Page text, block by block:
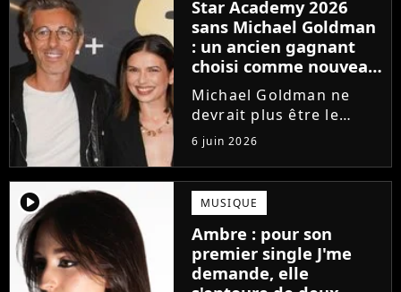
tardivement vis-à-vis
des carrières...
Star Academy 2026
sans Michael Goldman
: un ancien gagnant
choisi comme nouveau
directeur ?
Michael Goldman ne
devrait plus être le
directeur de la Star
Academy lors de la
saison 2026. Et pour lui
succéder, c'est un
ancien gagnant de
l'émission de TF1 qui
sera aujourd'hui...
6 juin 2026
player2 MUSIQUE
Ambre : pour son
premier single J'me
demande, elle